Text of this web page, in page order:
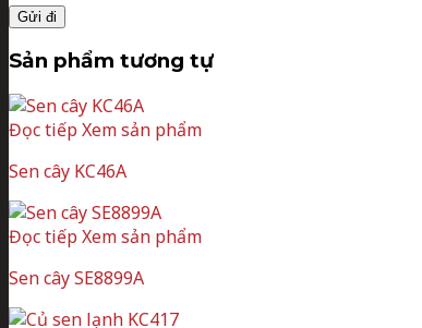
Sản phẩm tương tự
Đọc tiếp Xem sản phẩm
Sen cây KC46A
Đọc tiếp Xem sản phẩm
Sen cây SE8899A